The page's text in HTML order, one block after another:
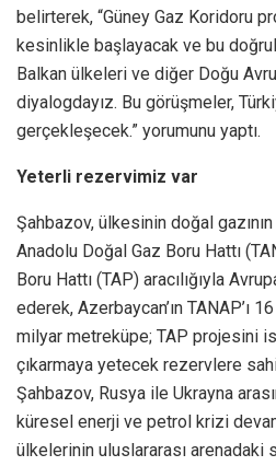
belirterek, “Güney Gaz Koridoru
kesinlikle başlayacak ve bu
Balkan ülkeleri ve diğer Doğu
diyalogdayız. Bu görüşmeler,
gerçekleşecek.” yorumunu yaptı.
Yeterli rezervimiz var
Şahbazov, ülkesinin doğal
Anadolu Doğal Gaz Boru Hattı
Boru Hattı (TAP) aracılığıyla
ederek, Azerbaycan’ın TANAP’ı
milyar metreküpe; TAP projesini
çıkarmaya yetecek rezervlere
Şahbazov, Rusya ile Ukrayna
küresel enerji ve petrol krizi
ülkelerinin uluslararası arenadaki